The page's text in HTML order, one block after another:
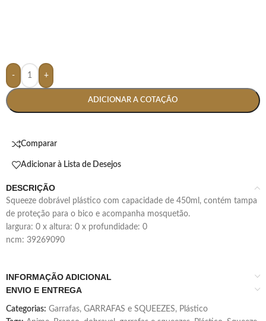
- +
ADICIONAR A COTAÇÃO
Comparar
Adicionar à Lista de Desejos
DESCRIÇÃO
squeeze dobrável plástico com capacidade de 450ml, contém tampa
de proteção para o bico e acompanha mosquetão.
largura: 0 x altura: 0 x profundidade: 0
ncm: 39269090
INFORMAÇÃO ADICIONAL
ENVIO E ENTREGA
Categorias: Garrafas, GARRAFAS e SQUEEZES, Plástico